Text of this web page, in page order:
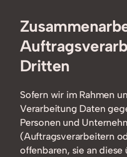
Dritten
Sofern wir im Rahmen
Verarbeitung Daten
Personen und
(Auftragsverarbeitern
offenbaren, sie an